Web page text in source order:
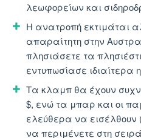
λεωφορείων και
Η ανατροπή εκτιμάται
απαραίτητη στην
πλησιάσετε τα
εντυπωσίασε ιδιαίτερα
Τα κλαμπ θα έχουν
$, ενώ τα μπαρ και οι
ελεύθερα να εισέλθουν
να περιμένετε στη